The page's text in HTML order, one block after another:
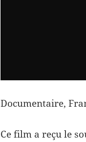
Documentaire,
Ce film a reçu le